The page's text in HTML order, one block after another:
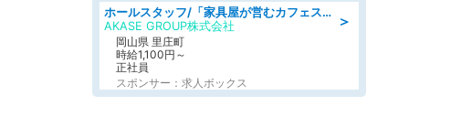
＞
ホールスタッフ/「家具屋が営むカフェスタッフ!」週2日～OK!嬉しいまかない付き/岡山県/浅口郡里庄町
AKASE GROUP株式会社
岡山県 里庄町
時給1,100円～
正社員
スポンサー：求人ボックス